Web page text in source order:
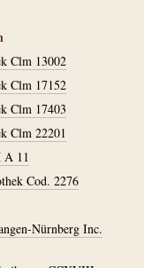
Clm 13002
Clm 17152
Clm 17403
Clm 22201
A 11
Cod. 2276
Nürnberg Inc.